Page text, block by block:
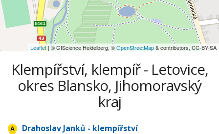
Leaflet | © GIScience Heidelberg, ©OpenStreetMap& contributors, CC-BY-SA
Klempířství, klempíř - Letovice,
okres Blansko, Jihomoravský
kraj
Drahoslav Janků - klempířství